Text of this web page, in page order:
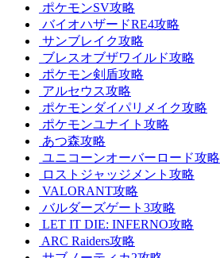
ポケモンSV攻略
バイオハザードRE4攻略
サンブレイク攻略
ブレスオブザワイルド攻略
ポケモン剣盾攻略
アルセウス攻略
ポケモンダイパリメイク攻略
ポケモンユナイト攻略
あつ森攻略
ユニコーンオーバーロード攻略
ロストジャッジメント攻略
VALORANT攻略
バルダーズゲート3攻略
LET IT DIE: INFERNO攻略
ARC Raiders攻略